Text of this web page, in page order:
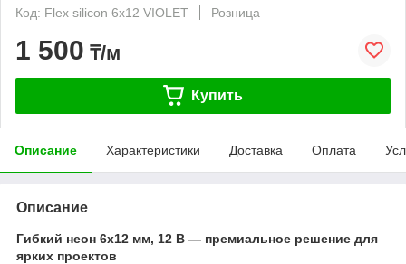
Код: Flex silicon 6x12 VIOLET
Розница
1 500 ₸/м
Купить
Описание Характеристики Доставка Оплата
Описание
Гибкий неон 6x12 мм, 12 В — премиальное решение для
ярких проектов